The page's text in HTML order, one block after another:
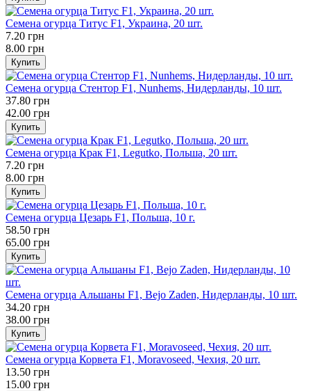
Семена огурца Титус F1, Украина, 20 шт.
7.20 грн
8.00 грн
Купить
Семена огурца Стентор F1, Nunhems, Нидерланды, 10 шт.
37.80 грн
42.00 грн
Купить
Семена огурца Крак F1, Legutko, Польша, 20 шт.
7.20 грн
8.00 грн
Купить
Семена огурца Цезарь F1, Польша, 10 г.
58.50 грн
65.00 грн
Купить
Семена огурца Альшаны F1, Bejo Zaden, Нидерланды, 10 шт.
34.20 грн
38.00 грн
Купить
Семена огурца Корвета F1, Moravoseed, Чехия, 20 шт.
13.50 грн
15.00 грн